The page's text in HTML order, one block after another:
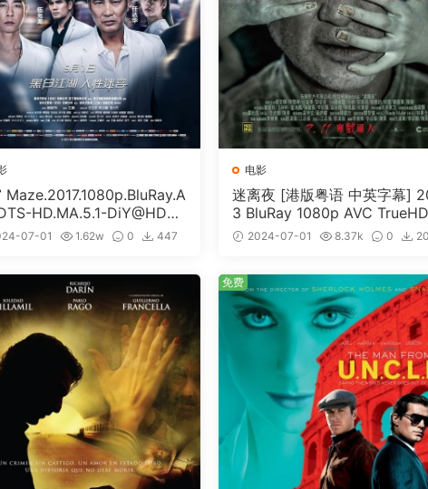
Maze.2017.1080p.BluRay.A
HD.MA.5.1-DiY@HDHo
19.7GB]
07-01 1.62w 0
447
电影
迷离夜 [港版粤语 中英字幕]
3 BluRay 1080p AVC
1 [BDISO 22.64GB]
2024-07-01 8.37k 0
免费